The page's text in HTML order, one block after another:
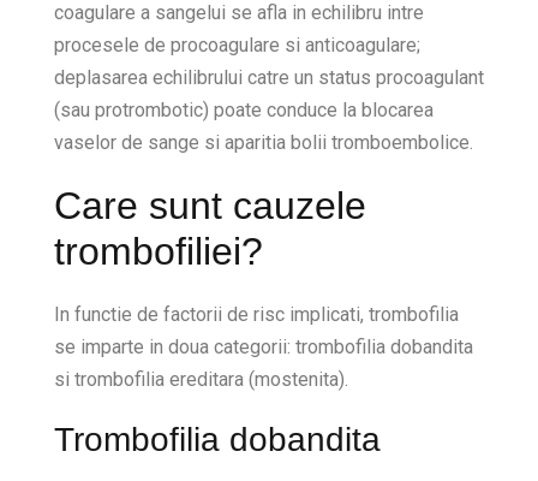
coagulare a sangelui se afla in echilibru intre
procesele de procoagulare si anticoagulare;
deplasarea echilibrului catre un status procoagulant
(sau protrombotic) poate conduce la blocarea
vaselor de sange si aparitia bolii tromboembolice.
Care sunt cauzele
trombofiliei?
In functie de factorii de risc implicati, trombofilia
se imparte in doua categorii: trombofilia dobandita
si trombofilia ereditara (mostenita).
Trombofilia dobandita